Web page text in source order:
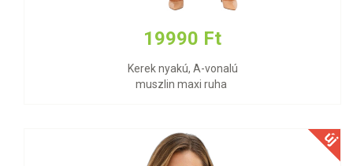
19990 Ft
Kerek nyakú, A-vonalú
muszlin maxi ruha